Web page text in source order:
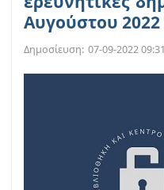
Αυγούστου 2022
Δημοσίευση: 07-09-2022 09:31